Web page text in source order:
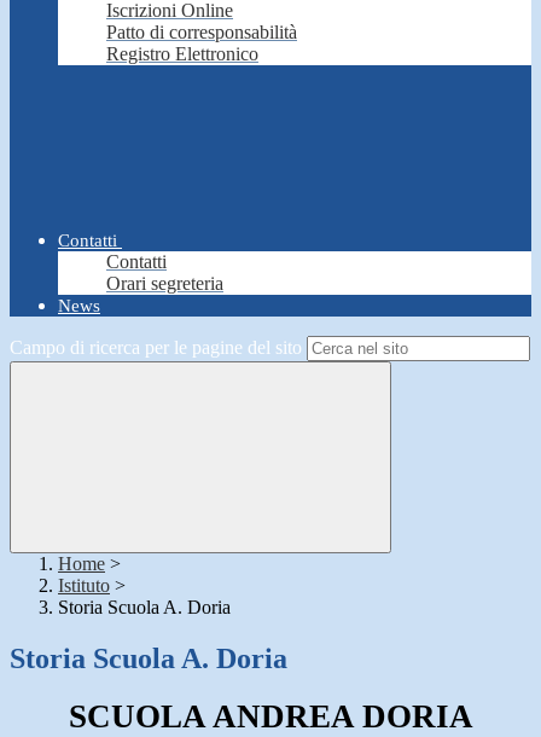
Iscrizioni Online
Patto di corresponsabilità
Registro Elettronico
Contatti
Contatti
Orari segreteria
News
Campo di ricerca per le pagine del sito
Home >
Istituto >
Storia Scuola A. Doria
Storia Scuola A. Doria
SCUOLA ANDREA DORIA